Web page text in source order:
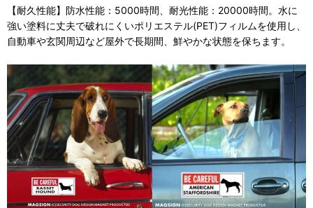
【耐久性能】防水性能：5000時間、耐光性能：20000時間。水に
強い塗料に丈夫で破れにくいポリエステル(PET)フィルムを使用し、
自動車や玄関周辺など屋外で長期間、鮮やかな状態を保ちます。